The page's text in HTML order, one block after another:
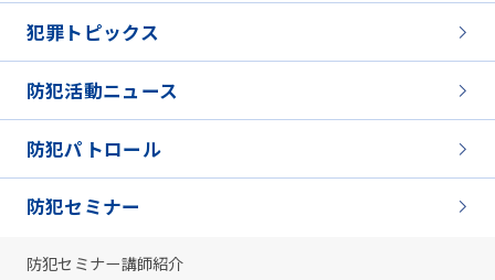
犯罪トピックス
防犯活動ニュース
防犯パトロール
防犯セミナー
防犯セミナー講師紹介